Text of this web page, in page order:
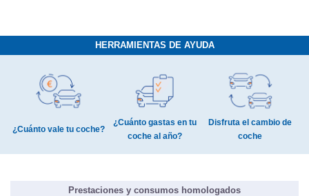
HERRAMIENTAS DE AYUDA
¿Cuánto vale tu coche?
¿Cuánto gastas en tu
coche al año?
Disfruta el cambio de
coche
Prestaciones y consumos homologados